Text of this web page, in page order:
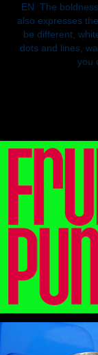
EN The
also expresses
be different,
dots and lines,
you